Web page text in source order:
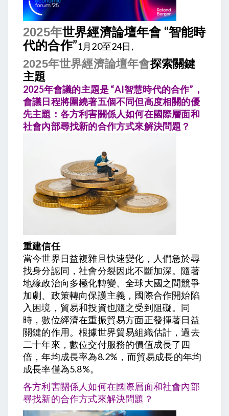
2025年世界經濟論壇年會 “智能時
代的合作”1月20至24日,
2025年世界經濟論壇年會探索關鍵
主題
2025年會議的主題是 “AI智慧時代的合作”，
會議日程將圍繞著五個不同但高度相關的優
先主題：各方利害關係人如何在國際層面和
社會內部尋找新的合作方式來解決問題？
重建信任
當今世界日益複雜且快速變化，人們急於尋
找身分認同，社會分裂因此不斷加深。隨著
地緣政治向多極化轉變、全球大國之間競爭
加劇、政策轉向保護主義，國際合作開始陷
入困境，貿易和投資也隨之受到阻礙。同
時，數位經濟在重振貿易方面正發揮著日益
關鍵的作用。根據世界貿易組織估計，過去
二十年來，數位交付服務的價值成長了四
倍，年均成長率為8.2%，而貿易成長的年均
成長率僅為5.8%。
各方利害關係人如何在國際層面和社會內部
尋找新的合作方式來解決問題？